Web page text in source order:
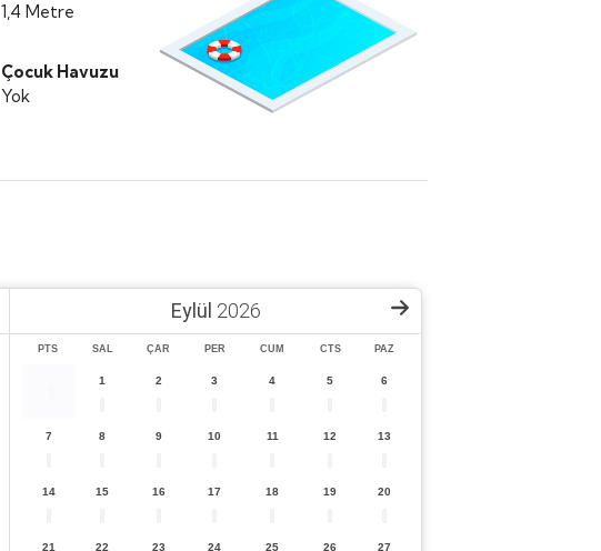
1,4 Metre
Çocuk Havuzu
Yok
Eylül 2026
PTS SAL ÇAR PER CUM CTS PAZ
1 2 3 4 5 6
7 8 9 10 11 12 13
14 15 16 17 18 19 20
21 22 23 24 25 26 27